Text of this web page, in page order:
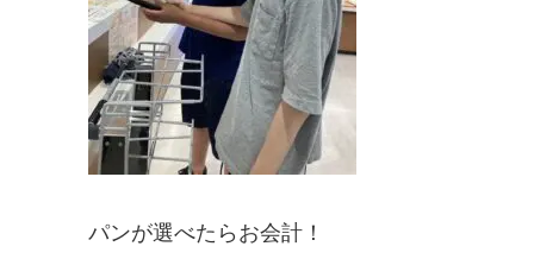
パンが選べたらお会計！